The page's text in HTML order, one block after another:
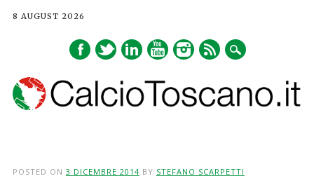
8 AUGUST 2026
POSTED ON 3 DICEMBRE 2014 BY STEFANO SCARPETTI